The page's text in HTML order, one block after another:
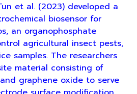
al. (2023) developed a
biosensor for
an organophosphate
agricultural insect pests,
samples. The researchers
material consisting of
graphene oxide to serve